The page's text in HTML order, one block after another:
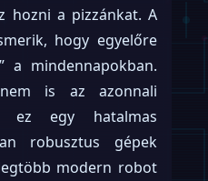
hozni a pizzánkat. A
hogy egyelőre
a mindennapokban.
is az azonnali
ez egy hatalmas
robusztus gépek
modern robot